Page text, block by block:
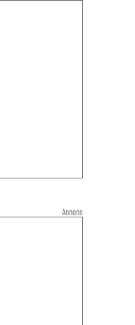
Annons